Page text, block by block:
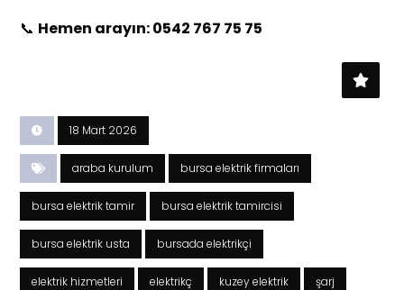
📞 Hemen arayın: 0542 767 75 75
18 Mart 2026
araba kurulum bursa elektrik firmaları
bursa elektrik tamir bursa elektrik tamircisi
bursa elektrik usta bursada elektrikçi
elektrik hizmetleri elektrikç kuzey elektrik şarj